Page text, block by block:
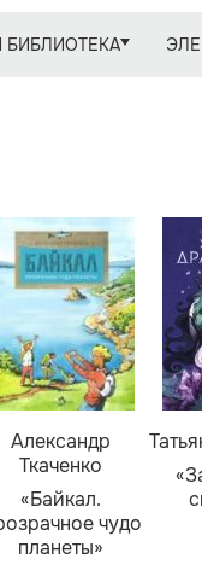
БИБЛИОТЕКА
Александр
Ткаченко
«Байкал.
чудо
планеты»